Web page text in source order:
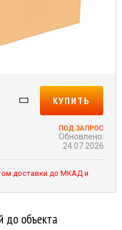
КУПИТЬ
Обновлено:
24.07.2026
доставки до МКАД и
до объекта